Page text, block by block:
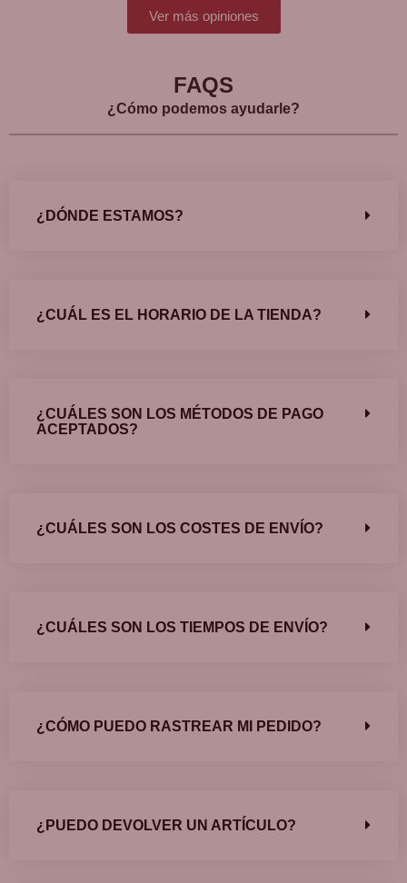
Ver más opiniones
FAQS
¿Cómo podemos ayudarle?
¿DÓNDE ESTAMOS?
¿CUÁL ES EL HORARIO DE LA TIENDA?
¿CUÁLES SON LOS MÉTODOS DE PAGO
ACEPTADOS?
¿CUÁLES SON LOS COSTES DE ENVÍO?
¿CUÁLES SON LOS TIEMPOS DE ENVÍO?
¿CÓMO PUEDO RASTREAR MI PEDIDO?
¿PUEDO DEVOLVER UN ARTÍCULO?